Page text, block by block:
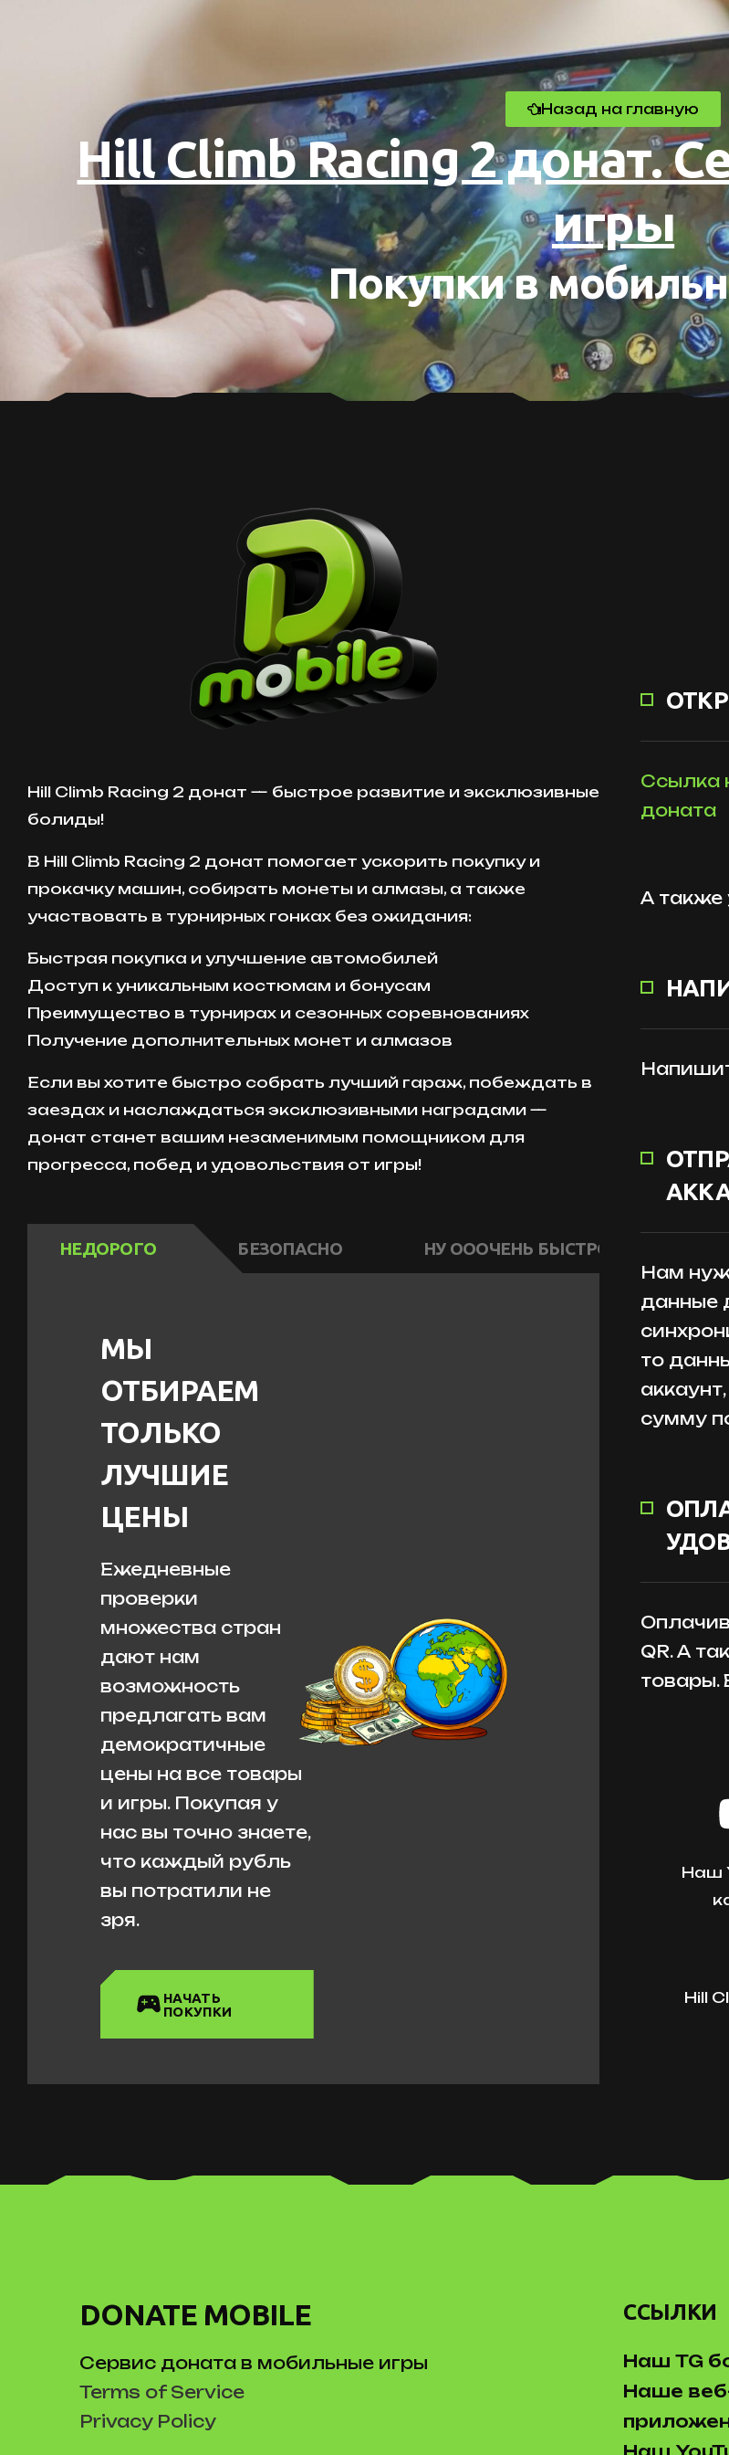
Назад на главную
Hill Climb Racing 2 донат.
игры
Покупки в
Hill Climb Racing 2 донат — быстрое развитие и эксклюзивные
болиды!
В Hill Climb Racing 2 донат помогает ускорить покупку и
прокачку машин, собирать монеты и алмазы, а также
участвовать в турнирных гонках без ожидания:
Быстрая покупка и улучшение автомобилей
Доступ к уникальным костюмам и бонусам
Преимущество в турнирах и сезонных соревнованиях
Получение дополнительных монет и алмазов
Если вы хотите быстро собрать лучший гараж, побеждать в
заездах и наслаждаться эксклюзивными наградами —
донат станет вашим незаменимым помощником для
прогресса, побед и удовольствия от игры!
НЕДОРОГО БЕЗОПАСНО НУ ОООЧЕНЬ БЫСТРО
МЫ
ОТБИРАЕМ
ТОЛЬКО
ЛУЧШИЕ
ЦЕНЫ
Ежедневные
проверки
множества стран
дают нам
возможность
предлагать вам
демократичные
цены на все товары
и игры. Покупая у
нас вы точно знаете,
что каждый рубль
вы потратили не
зря.
НАЧАТЬ
ПОКУПКИ
Ссылка
доната
А также
Нам
данные
то
сумму
QR. А
товары.
Наш
Hill
DONATE MOBILE
Сервис доната в мобильные игры
Terms of Service
Privacy Policy
ССЫЛКИ
Наш TG
Наше